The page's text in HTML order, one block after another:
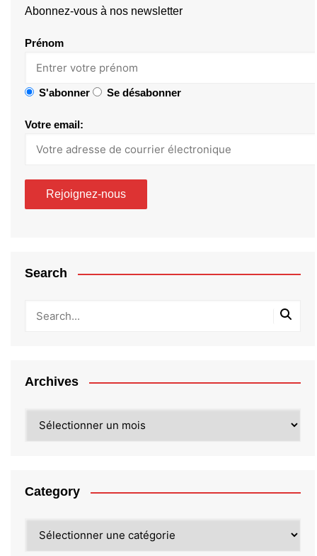
Abonnez-vous à nos newsletter
Prénom
S'abonner Se désabonner
Votre email:
Search
Archives
Category